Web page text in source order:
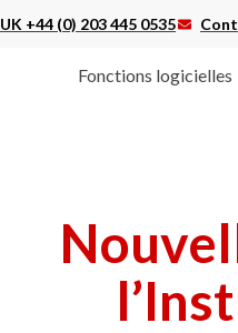
UK +44 (0) 203 445 0535
Fonctions logicielles